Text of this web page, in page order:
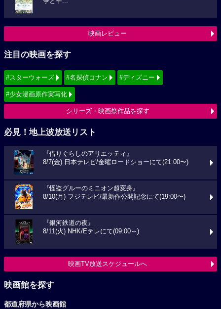
映画レビュー
注目の映画を探す
#スターウォーズ #名探偵コナン #ディズニー
#少女漫画原作実写化
シリーズ・映画祭作品を探す
必見！地上波放送リスト
『借りぐらしのアリエッティ』
8/7(金) 日本テレビ/金曜ロードショーにて(21:00〜)
『怪盗グルーのミニオン超変身』
8/10(月) フジテレビ/最新作公開記念にて(19:00〜)
『銀河鉄道の夜』
8/11(火) NHK/Eテレにて(09:00～)
映画TV放送スケジュールへ
映画館を探す
都道府県から映画館